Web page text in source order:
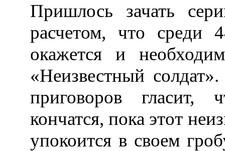
Пришлось зачать
расчетом, что среди
окажется и
«Неизвестный
приговоров гласит,
кончатся, пока этот
упокоится в своем